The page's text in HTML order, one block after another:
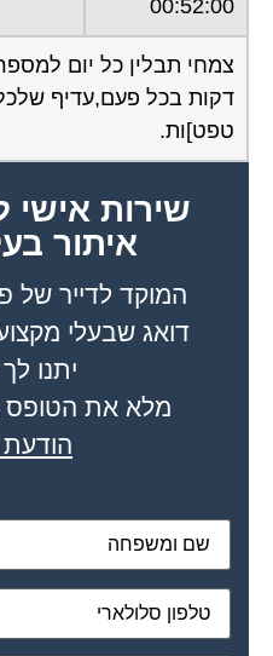
טפט]ות.
שירות אישי
איתור
המוקד לדייר של
דואג שבעלי
יתנו
מלא את הטופס
הודעת